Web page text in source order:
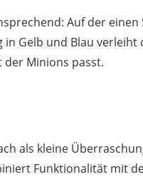
Auf der
Gelb und Blau
der Minions passt.
als kleine
Funktionalität mit